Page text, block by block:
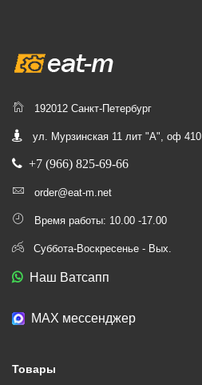
192012 Санкт-Петербург
ул. Мурзинская 11 лит "А", оф 410
+7 (966) 825-69-66
order@eat-m.net
Время работы: 10.00 -17.00
Суббота-Воскресенье - Вых.
Наш Ватсапп
МАХ мессенджер
Товары